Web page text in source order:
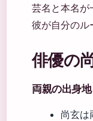
芸名と本名が
彼が自分のル
俳優の
両親の出身
尚玄は